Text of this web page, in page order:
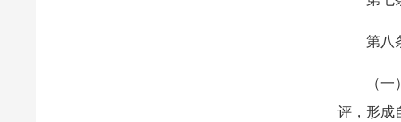
第八
（
评，形成